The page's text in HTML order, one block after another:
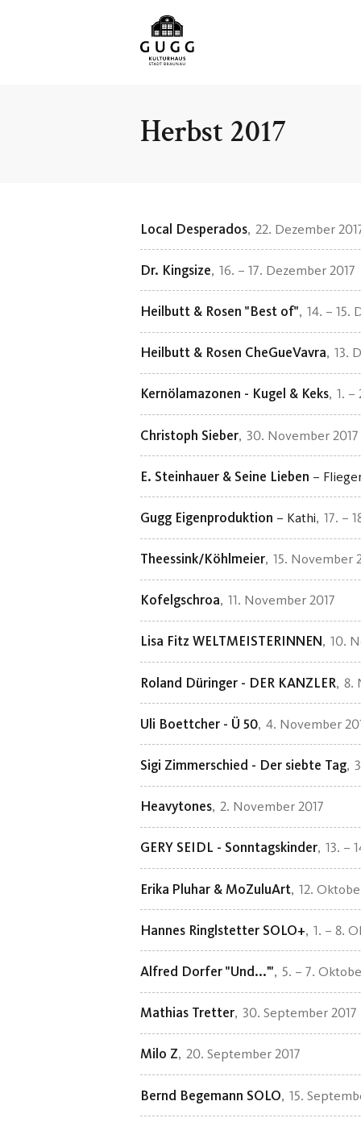
Herbst 2017
Local Desperados 22. Dezember
Dr. Kingsize 16. – 17. Dezember 2017
Heilbutt & Rosen "Best of" 14. – 15.
Heilbutt & Rosen CheGueVavra 13.
Kernölamazonen - Kugel & Keks 1. –
Christoph Sieber 30. November 2017
E. Steinhauer & Seine Lieben –
Gugg Eigenproduktion – Kathi 17. –
Theessink/Köhlmeier 15. November
Kofelgschroa 11. November 2017
Lisa Fitz WELTMEISTERINNEN 10.
Roland Düringer - DER KANZLER 8.
Uli Boettcher - Ü 50 4. November
Sigi Zimmerschied - Der siebte Tag
Heavytones 2. November 2017
GERY SEIDL - Sonntagskinder 13. –
Erika Pluhar & MoZuluArt 12.
Hannes Ringlstetter SOLO+ 1. – 8.
Alfred Dorfer "Und...'" 5. – 7.
Mathias Tretter 30. September 2017
Milo Z 20. September 2017
Bernd Begemann SOLO 15.